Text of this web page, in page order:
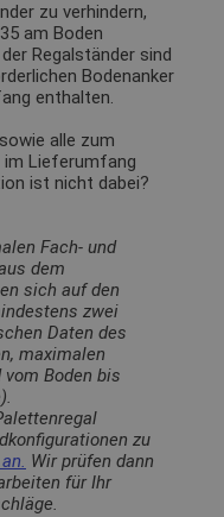
zu verhindern,
am Boden
Regalständer sind
Bodenanker
enthalten.
alle zum
im Lieferumfang
ist nicht dabei?
Fach- und
dem
sich auf den
zwei
Daten des
maximalen
Boden bis
zu
Wir prüfen dann
für Ihr